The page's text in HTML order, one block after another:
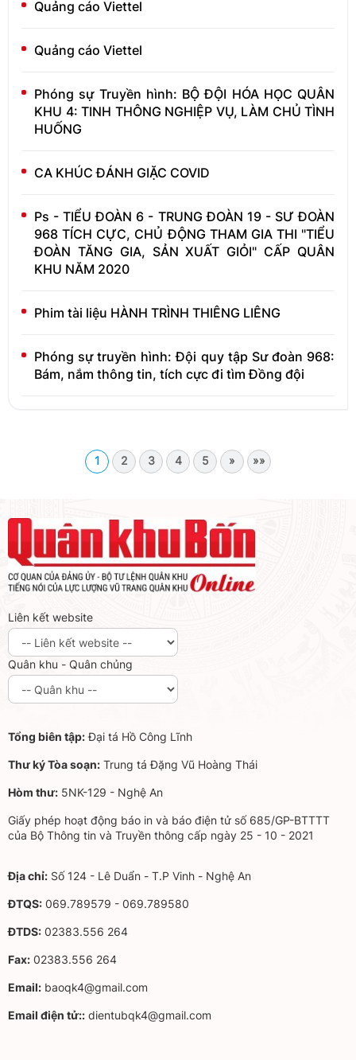
Quảng cáo Viettel
Quảng cáo Viettel
Phóng sự Truyền hình: BỘ ĐỘI HÓA HỌC QUÂN
KHU 4: TINH THÔNG NGHIỆP VỤ, LÀM CHỦ TÌNH
HUỐNG
CA KHÚC ĐÁNH GIẶC COVID
Ps - TIỂU ĐOÀN 6 - TRUNG ĐOÀN 19 - SƯ ĐOÀN
968 TÍCH CỰC, CHỦ ĐỘNG THAM GIA THI "TIỂU
ĐOÀN TĂNG GIA, SẢN XUẤT GIỎI" CẤP QUÂN
KHU NĂM 2020
Phim tài liệu HÀNH TRÌNH THIÊNG LIÊNG
Phóng sự truyền hình: Đội quy tập Sư đoàn 968:
Bám, nắm thông tin, tích cực đi tìm Đồng đội
1 2 3 4 5 » »»
Liên kết website
Quân khu - Quân chủng
Tổng biên tập:Đại tá Hồ Công Lĩnh
Thư ký Tòa soạn: Trung tá Đặng Vũ Hoàng Thái
Hòm thư: 5NK-129 - Nghệ An
Giấy phép hoạt động báo in và báo điện tử số 685/GP-BTTTT
của Bộ Thông tin và Truyền thông cấp ngày 25 - 10 - 2021
Địa chỉ: Số 124 - Lê Duẩn - T.P Vinh - Nghệ An
ĐTQS: 069.789579 - 069.789580
ĐTDS: 02383.556 264
Fax: 02383.556 264
Email: baoqk4@gmail.com
Email điện tử:: dientubqk4@gmail.com